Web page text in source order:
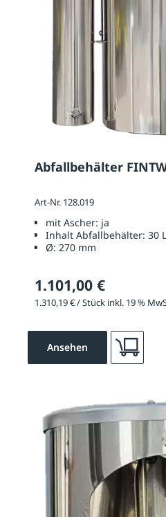
Abfallbehälter
Art-Nr. 128.019
mit Ascher: ja
Inhalt Abfallbehälter: 30
Ø: 270 mm
1.101,00 €
Ansehen